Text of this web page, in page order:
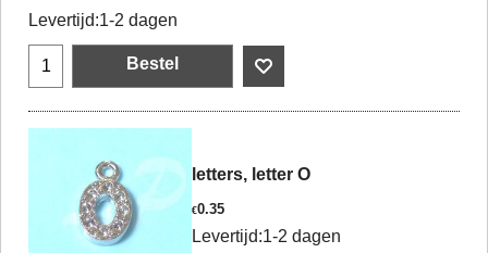
Levertijd:1-2 dagen
Bestel
letters, letter O
€0.35
Levertijd:1-2 dagen